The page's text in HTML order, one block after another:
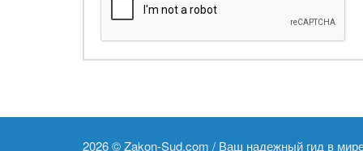
2026 ©Zakon-Sud.com / Ваш надежный гид в